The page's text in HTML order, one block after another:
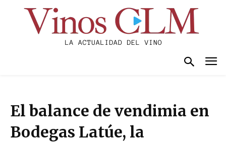
El balance de vendimia en
Bodegas Latúe, la